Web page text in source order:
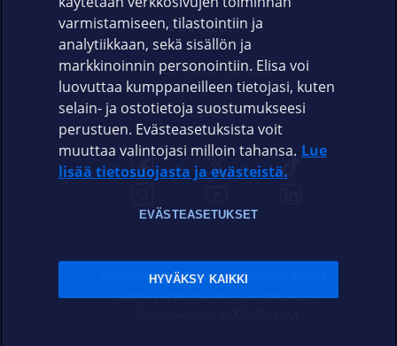
VIANSELVITYS
ASIAKASPALVELU
ELISA.FI
Sopimusehdot Tietosuoja Evästeasetukset
Sääntelyviranomaiset Saavutettavuus
varmistamiseen, tilastointiin ja
analytiikkaan, sekä sisällön ja
markkinoinnin personointiin. Elisa voi
luovuttaa kumppaneilleen tietojasi, kuten
selain- ja ostotietoja suostumukseesi
perustuen. Evästeasetuksista voit
muuttaa valintojasi milloin tahansa. Lue
lisää tietosuojasta ja evästeistä.
EVÄSTEASETUKSET
HYVÄKSY KAIKKI